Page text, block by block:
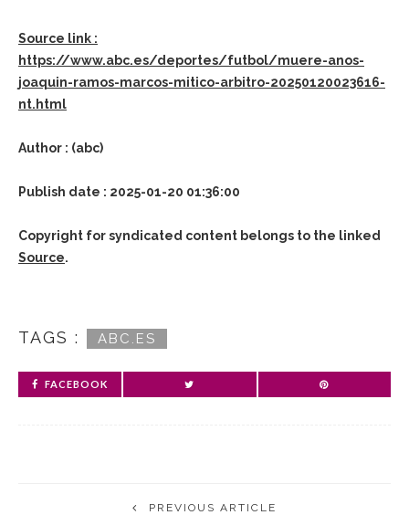
Source link :
https://www.abc.es/deportes/futbol/muere-anos-
joaquin-ramos-marcos-mitico-arbitro-20250120023616-
nt.html
Author : (abc)
Publish date : 2025-01-20 01:36:00
Copyright for syndicated content belongs to the linked
Source.
TAGS : ABC.ES
FACEBOOK
PREVIOUS ARTICLE